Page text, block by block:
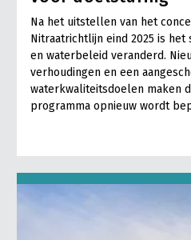
Na het uitstellen van het
Nitraatrichtlijn eind 2025 is
en waterbeleid veranderd.
verhoudingen en een
waterkwaliteitsdoelen maken
programma opnieuw wordt